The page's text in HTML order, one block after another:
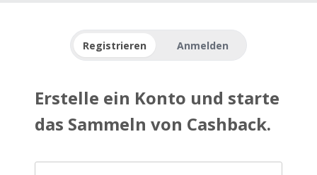
Registrieren Anmelden
Erstelle ein Konto und starte
das Sammeln von Cashback.